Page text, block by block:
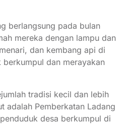
berlangsung pada bulan
mereka dengan lampu dan
dan kembang api di
berkumpul dan merayakan
tradisi kecil dan lebih
adalah Pemberkatan Ladang
desa berkumpul di